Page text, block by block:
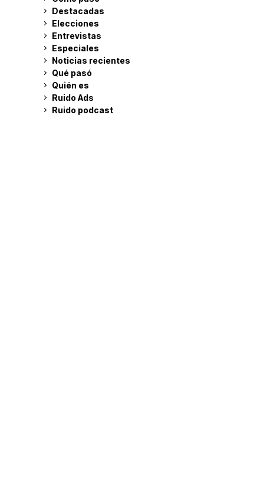
Destacadas
Elecciones
Entrevistas
Especiales
Noticias recientes
Qué pasó
Quién es
Ruido Ads
Ruido podcast